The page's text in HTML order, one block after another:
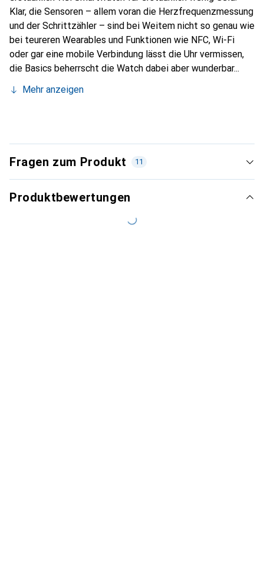
Klar, die Sensoren – allem voran die Herzfrequenzmessung
und der Schrittzähler – sind bei Weitem nicht so genau wie
bei teureren Wearables und Funktionen wie NFC, Wi-Fi
oder gar eine mobile Verbindung lässt die Uhr vermissen,
die Basics beherrscht die Watch dabei aber wunderbar...
Mehr anzeigen
Fragen zum Produkt 11
Produktbewertungen